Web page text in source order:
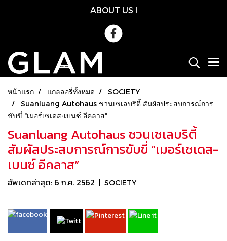
ABOUT US l
หน้าแรก แกลลอรี่ทั้งหมด
SOCIETY
Suanluang Autohaus ชวนเซเลบริตี้ สัมผัสประสบการณ์การ
ขับขี่ “เมอร์เซเดส-เบนซ์ อีคลาส”
Suanluang Autohaus ชวนเซเลบริตี้
สัมผัสประสบการณ์การขับขี่ “เมอร์เซเดส-
เบนซ์ อีคลาส”
อัพเดทล่าสุด: 6 ก.ค. 2562 | SOCIETY